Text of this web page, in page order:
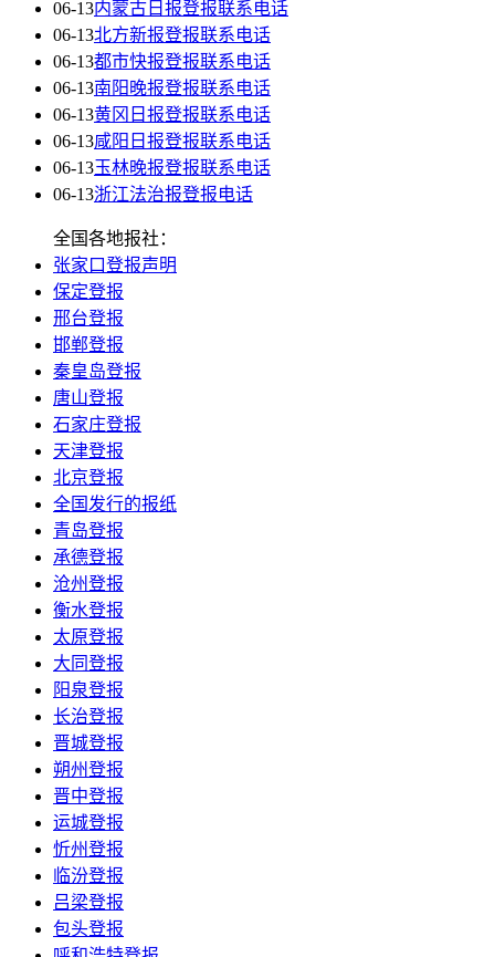
06-13内蒙古日报登报联系电话
06-13北方新报登报联系电话
06-13都市快报登报联系电话
06-13南阳晚报登报联系电话
06-13黄冈日报登报联系电话
06-13咸阳日报登报联系电话
06-13玉林晚报登报联系电话
06-13浙江法治报登报电话
全国各地报社：
张家口登报声明
保定登报
邢台登报
邯郸登报
秦皇岛登报
唐山登报
石家庄登报
天津登报
北京登报
全国发行的报纸
青岛登报
承德登报
沧州登报
衡水登报
太原登报
大同登报
阳泉登报
长治登报
晋城登报
朔州登报
晋中登报
运城登报
忻州登报
临汾登报
吕梁登报
包头登报